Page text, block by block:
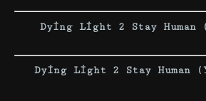
Dying Light 2 Stay Human
Dying Light 2 Stay Human